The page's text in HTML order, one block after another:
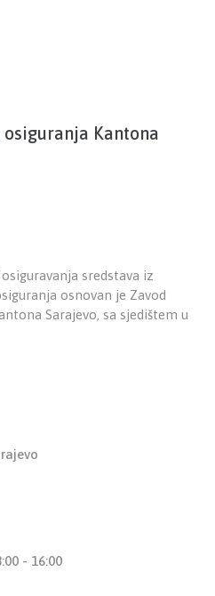
Kantona
sredstava iz
osnovan je Zavod
Sarajevo, sa sjedištem u
- 16:00